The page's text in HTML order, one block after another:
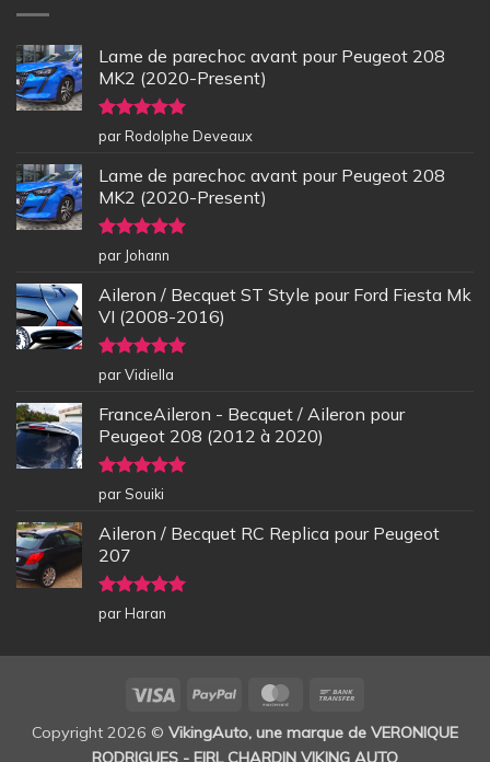
Lame de parechoc avant pour Peugeot 208
MK2 (2020-Present)
Note5sur
5
par Rodolphe Deveaux
Lame de parechoc avant pour Peugeot 208
MK2 (2020-Present)
Note5sur
5
par Johann
Aileron / Becquet ST Style pour Ford Fiesta Mk
VI (2008-2016)
Note5sur
5
par Vidiella
FranceAileron - Becquet / Aileron pour
Peugeot 208 (2012 à 2020)
Note5sur
5
par Souiki
Aileron / Becquet RC Replica pour Peugeot
207
Note5sur
5
par Haran
Visa PayPal MasterCard
Copyright 2026 © VikingAuto, une marque de VERONIQUE
RODRIGUES - EIRL CHARDIN VIKING AUTO